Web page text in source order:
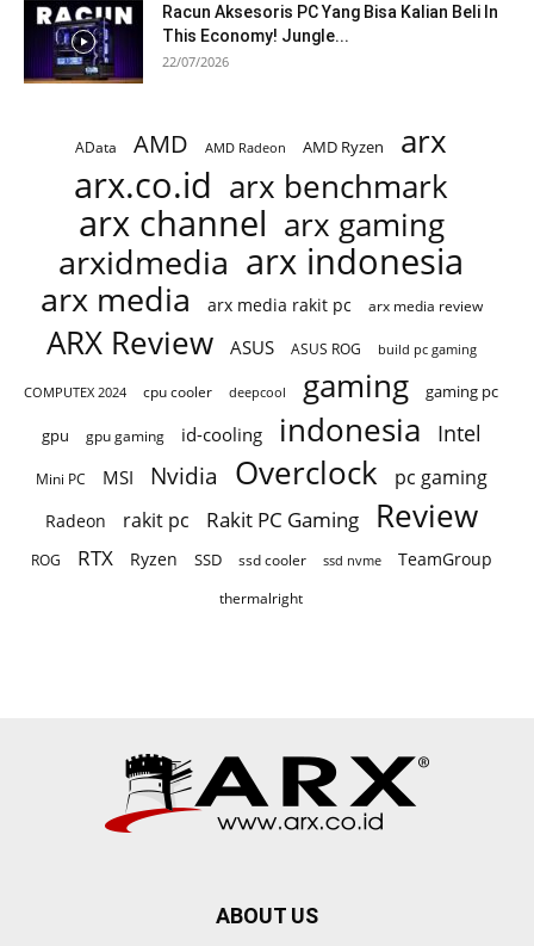
Racun Aksesoris PC Yang Bisa Kalian Beli In
This Economy! Jungle...
22/07/2026
AData AMD AMD Radeon AMD Ryzen arx
arx.co.id arx benchmark
arx channel arx gaming
arxidmedia arx indonesia
arx media arx media rakit pc arx media review
ARX Review ASUS ASUS ROG build pc gaming
COMPUTEX 2024 cpu cooler deepcool gaming gaming pc
gpu gpu gaming id-cooling indonesia Intel
Mini PC MSI Nvidia Overclock pc gaming
Radeon rakit pc Rakit PC Gaming Review
ROG RTX Ryzen SSD ssd cooler ssd nvme TeamGroup
thermalright
ABOUT US